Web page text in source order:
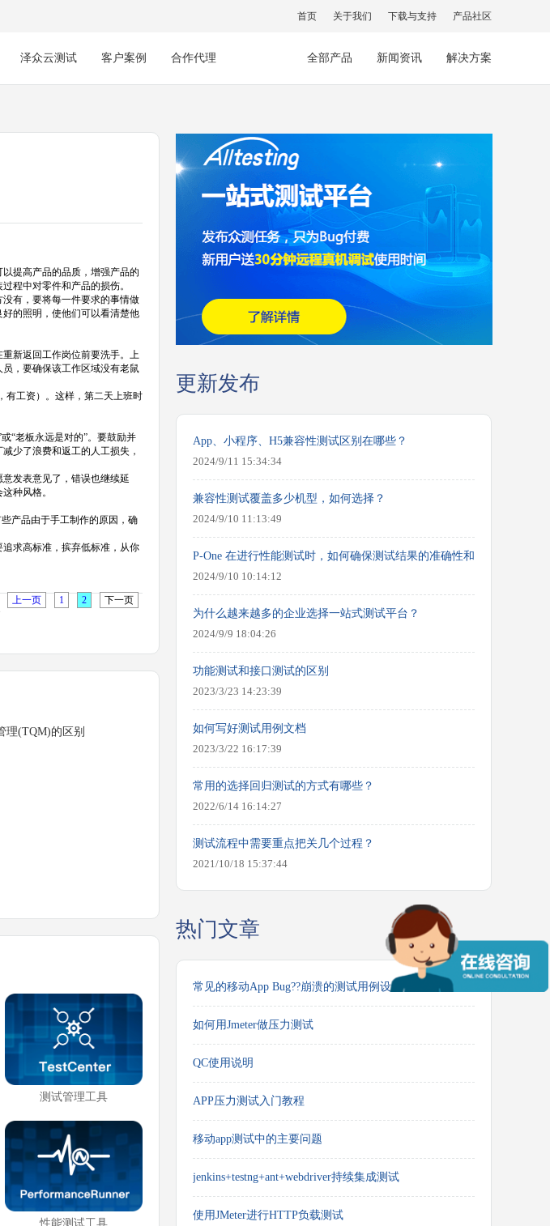
首页 关于我们 下载与支持 产品社区
泽众云测试 客户案例 合作代理 全部产品 新闻资讯 解决方案
提高产品的品质，增强产品的
程中对零件和产品的损伤。
有，要将每一件要求的事情做
的照明，使他们可以看清楚他
新返回工作岗位前要洗手。上
，要确保该工作区域没有老鼠
工资）。这样，第二天上班时
“老板永远是对的”。要鼓励并
少了浪费和返工的人工损失，
发表意见了，错误也继续延
种风格。
产品由于手工制作的原因，确
求高标准，摈弃低标准，从你
上一页 1 2 下一页
理(TQM)的区别
测试管理工具
性能测试工具
更新发布
App、小程序、H5兼容性测试区别在哪些？
2024/9/11 15:34:34
兼容性测试覆盖多少机型，如何选择？
2024/9/10 11:13:49
P-One 在进行性能测试时，如何确保测试结果的准确性和可靠性？
2024/9/10 10:14:12
为什么越来越多的企业选择一站式测试平台？
2024/9/9 18:04:26
功能测试和接口测试的区别
2023/3/23 14:23:39
如何写好测试用例文档
2023/3/22 16:17:39
常用的选择回归测试的方式有哪些？
2022/6/14 16:14:27
测试流程中需要重点把关几个过程？
2021/10/18 15:37:44
热门文章
常见的移动App Bug??崩溃的测试用例设计
如何用Jmeter做压力测试
QC使用说明
APP压力测试入门教程
移动app测试中的主要问题
jenkins+testng+ant+webdriver持续集成测试
使用JMeter进行HTTP负载测试